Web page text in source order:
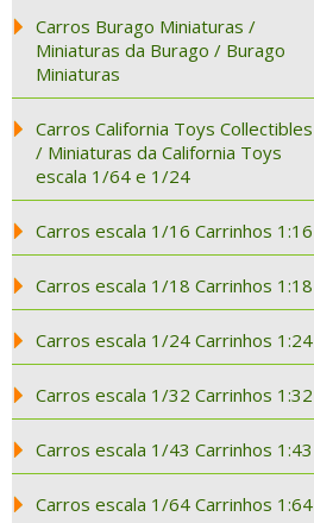
Carros Burago Miniaturas /
Miniaturas da Burago / Burago
Miniaturas
Carros California Toys Collectibles
/ Miniaturas da California Toys
escala 1/64 e 1/24
Carros escala 1/16 Carrinhos 1:16
Carros escala 1/18 Carrinhos 1:18
Carros escala 1/24 Carrinhos 1:24
Carros escala 1/32 Carrinhos 1:32
Carros escala 1/43 Carrinhos 1:43
Carros escala 1/64 Carrinhos 1:64